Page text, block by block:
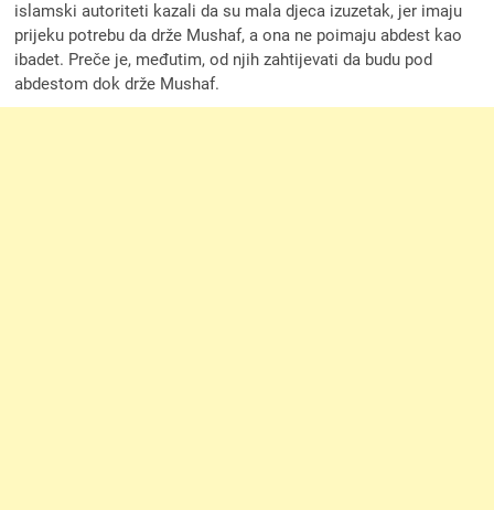
islamski autoriteti kazali da su mala djeca izuzetak, jer imaju
prijeku potrebu da drže Mushaf, a ona ne poimaju abdest kao
ibadet. Preče je, međutim, od njih zahtijevati da budu pod
abdestom dok drže Mushaf.